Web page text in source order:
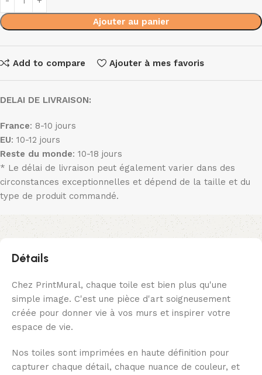
Ajouter au panier
Add to compare Ajouter à mes favoris
DELAI DE LIVRAISON:
France: 8-10 jours
EU: 10-12 jours
Reste du monde: 10-18 jours
* Le délai de livraison peut également varier dans des
circonstances exceptionnelles et dépend de la taille et du
type de produit commandé.
Détails
Chez PrintMural, chaque toile est bien plus qu'une
simple image. C'est une pièce d'art soigneusement
créée pour donner vie à vos murs et inspirer votre
espace de vie.
Nos toiles sont imprimées en haute définition pour
capturer chaque détail, chaque nuance de couleur, et